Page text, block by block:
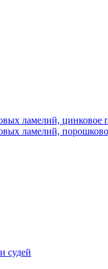
ламелий, цинковое
ламелий,
судей